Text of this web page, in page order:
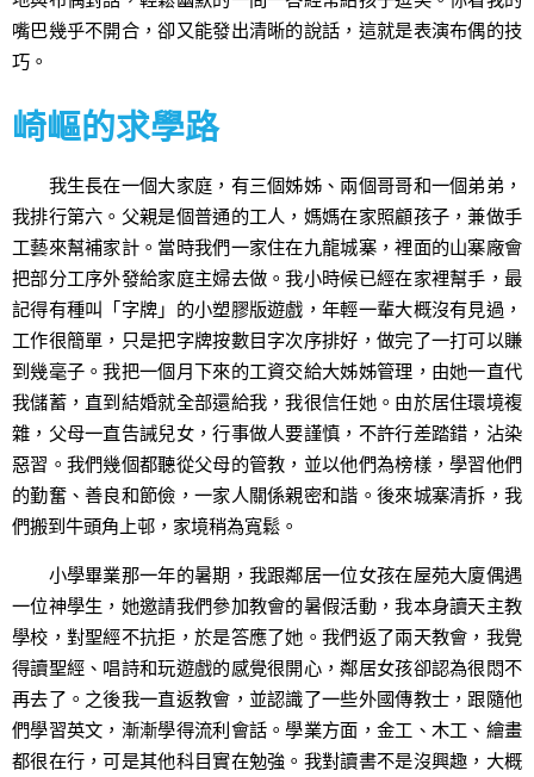
嘴巴幾乎不開合，卻又能發出清晰的說話，這就是表演布偶的技
巧。
崎嶇的求學路
我生長在一個大家庭，有三個姊姊、兩個哥哥和一個弟弟，
我排行第六。父親是個普通的工人，媽媽在家照顧孩子，兼做手
工藝來幫補家計。當時我們一家住在九龍城寨，裡面的山寨廠會
把部分工序外發給家庭主婦去做。我小時候已經在家裡幫手，最
記得有種叫「字牌」的小塑膠版遊戲，年輕一輩大概沒有見過，
工作很簡單，只是把字牌按數目字次序排好，做完了一打可以賺
到幾毫子。我把一個月下來的工資交給大姊姊管理，由她一直代
我儲蓄，直到結婚就全部還給我，我很信任她。由於居住環境複
雜，父母一直告誡兒女，行事做人要謹慎，不許行差踏錯，沾染
惡習。我們幾個都聽從父母的管教，並以他們為榜樣，學習他們
的勤奮、善良和節儉，一家人關係親密和諧。後來城寨清拆，我
們搬到牛頭角上邨，家境稍為寬鬆。
小學畢業那一年的暑期，我跟鄰居一位女孩在屋苑大廈偶遇
一位神學生，她邀請我們參加教會的暑假活動，我本身讀天主教
學校，對聖經不抗拒，於是答應了她。我們返了兩天教會，我覺
得讀聖經、唱詩和玩遊戲的感覺很開心，鄰居女孩卻認為很悶不
再去了。之後我一直返教會，並認識了一些外國傳教士，跟隨他
們學習英文，漸漸學得流利會話。學業方面，金工、木工、繪畫
都很在行，可是其他科目實在勉強。我對讀書不是沒興趣，大概